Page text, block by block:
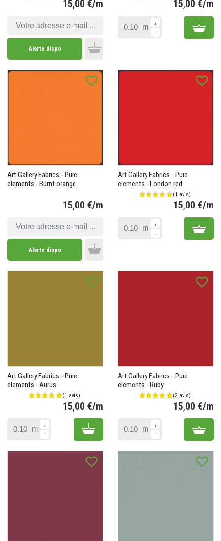
15,00 €/m
Alerte dispo
15,00 €/m
m Add
favorite_border
Art Gallery Fabrics - Pure
elements - Burnt orange
15,00 €/m
Alerte dispo
favorite_border
Art Gallery Fabrics - Pure
elements - London red
15,00 €/m
m Add
favorite_border
Art Gallery Fabrics - Pure
elements - Aurus
15,00 €/m
m Add to cart
favorite_border
Art Gallery Fabrics - Pure
elements - Ruby
15,00 €/m
m Add
favorite_border favorite_border